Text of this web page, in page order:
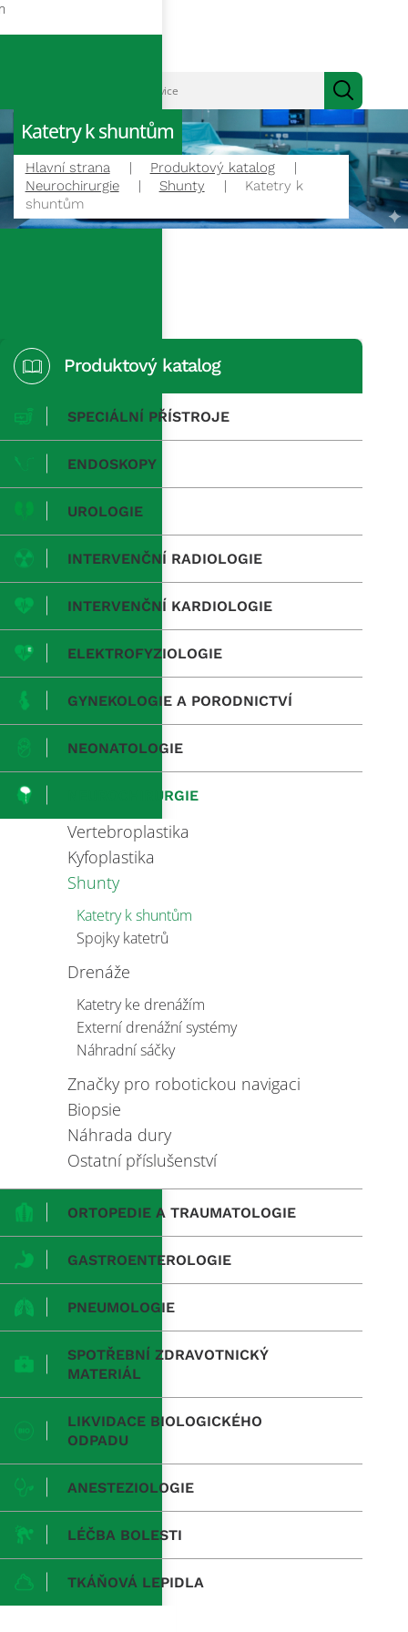
Katetry k shuntům
Hlavní strana
Produktový katalog
Neurochirurgie
Shunty
Katetry k
shuntům
Produktový katalog
SPECIÁLNÍ PŘÍSTROJE
ENDOSKOPY
UROLOGIE
INTERVENČNÍ RADIOLOGIE
INTERVENČNÍ KARDIOLOGIE
ELEKTROFYZIOLOGIE
GYNEKOLOGIE A PORODNICTVÍ
NEONATOLOGIE
NEUROCHIRURGIE
Vertebroplastika
Kyfoplastika
Shunty
Katetry k shuntům
Spojky katetrů
Drenáže
Katetry ke drenážím
Externí drenážní systémy
Náhradní sáčky
Značky pro robotickou navigaci
Biopsie
Náhrada dury
Ostatní příslušenství
ORTOPEDIE A TRAUMATOLOGIE
GASTROENTEROLOGIE
PNEUMOLOGIE
SPOTŘEBNÍ ZDRAVOTNICKÝ
MATERIÁL
LIKVIDACE BIOLOGICKÉHO
ODPADU
ANESTEZIOLOGIE
LÉČBA BOLESTI
TKÁŇOVÁ LEPIDLA